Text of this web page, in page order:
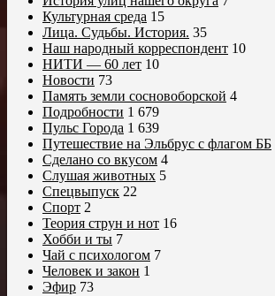
Культурная среда 15
Лица. Судьбы. История. 35
Наш народный корреспондент 10
НИТИ — 60 лет 10
Новости 73
Память земли сосновоборской 4
Подробности 1 679
Пульс Города 1 639
Путешествие на Эльбрус с флагом ББ
Сделано со вкусом 4
Слушая животных 5
Спецвыпуск 22
Спорт 2
Теория струн и нот 16
Хобби и ты 7
Чай с психологом 7
Человек и закон 1
Эфир 73